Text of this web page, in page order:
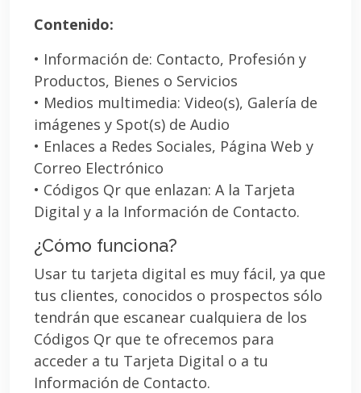
Contenido:
• Información de: Contacto, Profesión y
Productos, Bienes o Servicios
• Medios multimedia: Video(s), Galería de
imágenes y Spot(s) de Audio
• Enlaces a Redes Sociales, Página Web y
Correo Electrónico
• Códigos Qr que enlazan: A la Tarjeta
Digital y a la Información de Contacto.
¿Cómo funciona?
Usar tu tarjeta digital es muy fácil, ya que
tus clientes, conocidos o prospectos sólo
tendrán que escanear cualquiera de los
Códigos Qr que te ofrecemos para
acceder a tu Tarjeta Digital o a tu
Información de Contacto.